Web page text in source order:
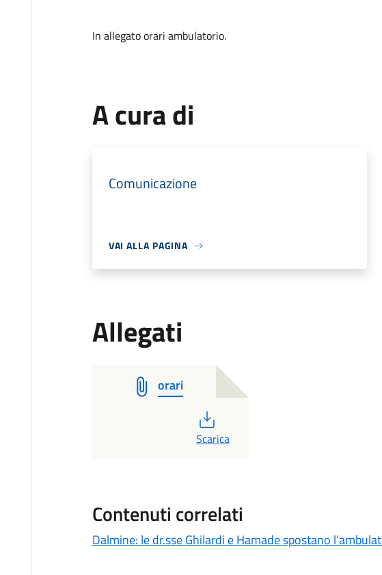
In allegato orari ambulatorio.
A cura di
Comunicazione
VAI ALLA PAGINA
Allegati
orari
PDF
Scarica
Contenuti correlati
Dalmine: le dr.sse Ghilardi e Hamade spostano